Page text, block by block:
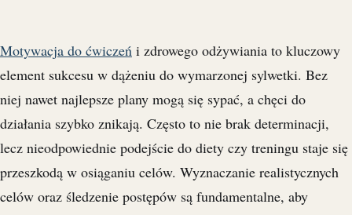
Motywacja do ćwiczeń i zdrowego odżywiania to kluczowy
element sukcesu w dążeniu do wymarzonej sylwetki. Bez
niej nawet najlepsze plany mogą się sypać, a chęci do
działania szybko znikają. Często to nie brak determinacji,
lecz nieodpowiednie podejście do diety czy treningu staje się
przeszkodą w osiąganiu celów. Wyznaczanie realistycznych
celów oraz śledzenie postępów są fundamentalne, aby